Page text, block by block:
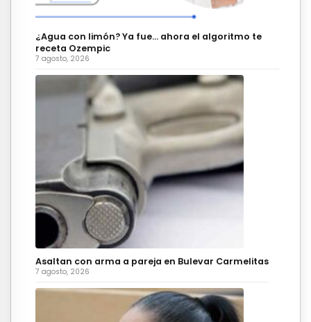
¿Agua con limón? Ya fue… ahora el algoritmo te
receta Ozempic
7 agosto, 2026
Asaltan con arma a pareja en Bulevar Carmelitas
7 agosto, 2026